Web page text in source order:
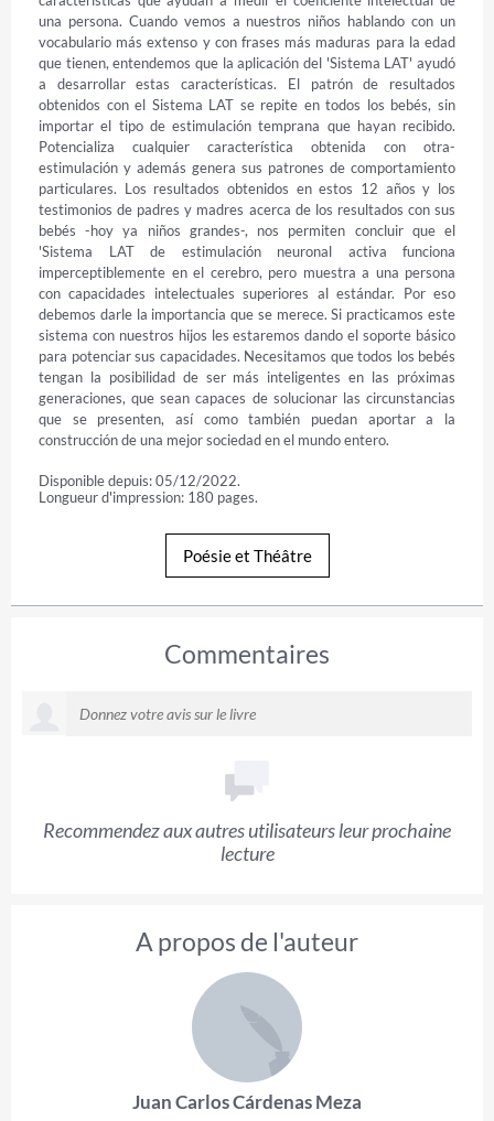
una persona. Cuando vemos a nuestros niños hablando con un
vocabulario más extenso y con frases más maduras para la edad
que tienen, entendemos que la aplicación del 'Sistema LAT' ayudó
a desarrollar estas características. El patrón de resultados
obtenidos con el Sistema LAT se repite en todos los bebés, sin
importar el tipo de estimulación temprana que hayan recibido.
Potencializa cualquier característica obtenida con otra-
estimulación y además genera sus patrones de comportamiento
particulares. Los resultados obtenidos en estos 12 años y los
testimonios de padres y madres acerca de los resultados con sus
bebés -hoy ya niños grandes-, nos permiten concluir que el
'Sistema LAT de estimulación neuronal activa funciona
imperceptiblemente en el cerebro, pero muestra a una persona
con capacidades intelectuales superiores al estándar. Por eso
debemos darle la importancia que se merece. Si practicamos este
sistema con nuestros hijos les estaremos dando el soporte básico
para potenciar sus capacidades. Necesitamos que todos los bebés
tengan la posibilidad de ser más inteligentes en las próximas
generaciones, que sean capaces de solucionar las circunstancias
que se presenten, así como también puedan aportar a la
construcción de una mejor sociedad en el mundo entero.
Disponible depuis: 05/12/2022.
Longueur d'impression: 180 pages.
Poésie et Théâtre
Commentaires
Recommendez aux autres utilisateurs leur prochaine
lecture
A propos de l'auteur
Juan Carlos Cárdenas Meza